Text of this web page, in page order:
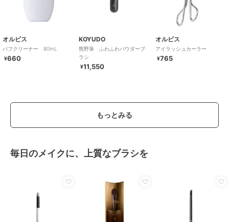
オルビス
パフクリーナー 80mL
¥660
KOYUDO
熊野筆 ふわふわパウダーブ
ラシ
¥11,550
オルビス
アイラッシュカーラー
¥765
もっとみる
毎日のメイクに、上質なブラシを